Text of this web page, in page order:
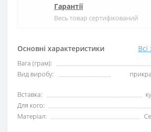
Основні характеристики
Вага (грам):
Вид виробу:
Вставка:
Для кого:
Матеріал:
Гарантії
Весь товар сертифікований